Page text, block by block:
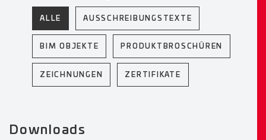
ALLE AUSSCHREIBUNGSTEXTE
BIM OBJEKTE PRODUKTBROSCHÜREN
ZEICHNUNGEN ZERTIFIKATE
Downloads